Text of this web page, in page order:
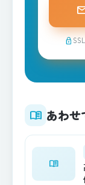
lock
menu_book あわせ
menu_book